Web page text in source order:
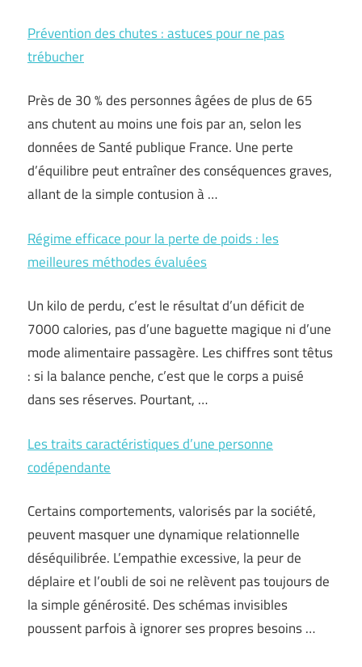
Prévention des chutes : astuces pour ne pas
trébucher
Près de 30 % des personnes âgées de plus de 65
ans chutent au moins une fois par an, selon les
données de Santé publique France. Une perte
d’équilibre peut entraîner des conséquences graves,
allant de la simple contusion à …
Régime efficace pour la perte de poids : les
meilleures méthodes évaluées
Un kilo de perdu, c’est le résultat d’un déficit de
7000 calories, pas d’une baguette magique ni d’une
mode alimentaire passagère. Les chiffres sont têtus
: si la balance penche, c’est que le corps a puisé
dans ses réserves. Pourtant, …
Les traits caractéristiques d’une personne
codépendante
Certains comportements, valorisés par la société,
peuvent masquer une dynamique relationnelle
déséquilibrée. L’empathie excessive, la peur de
déplaire et l’oubli de soi ne relèvent pas toujours de
la simple générosité. Des schémas invisibles
poussent parfois à ignorer ses propres besoins …